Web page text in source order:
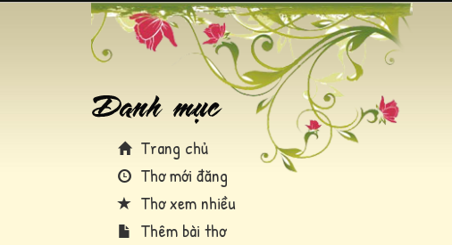
Trang chủ
Thơ mới đăng
Thơ xem nhiều
Thêm bài thơ